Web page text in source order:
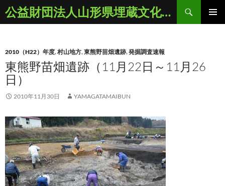
ン
ツ
へ
ス
ッ
公益財団法人山形県埋蔵文化財センター
検
索
2010（H22）年度,村山地方,東熊野苗畑遺跡,発掘調査速報
東熊野苗畑遺跡（11月22日～11月26
日）
2010年11月30日 YAMAGATAMAIBUN